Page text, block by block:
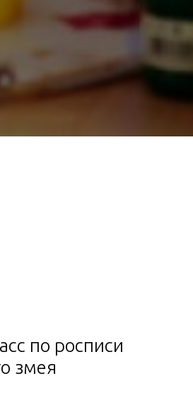
по росписи
змея